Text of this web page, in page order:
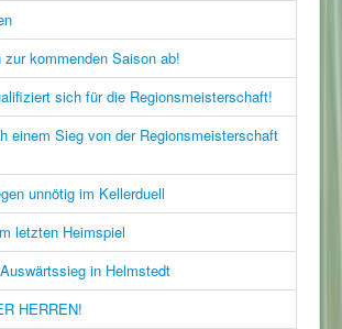
zur kommenden Saison ab!
sich für die Regionsmeisterschaft!
einem Sieg von der Regionsmeisterschaft
unnötig im Kellerduell
letzten Heimspiel
in Helmstedt
HERREN!